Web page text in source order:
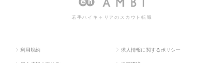
若手ハイキャリアのスカウト転職
利用規約 求人情報に関するポリシー